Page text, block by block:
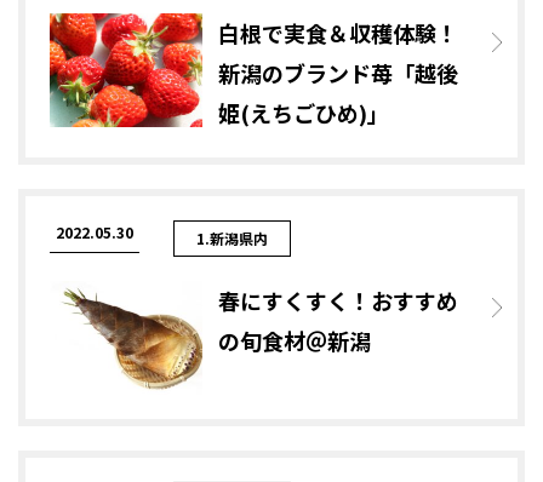
白根で実食＆収穫体験！
新潟のブランド苺「越後
姫(えちごひめ)」
2022.05.30 1.新潟県内
春にすくすく！おすすめ
の旬食材＠新潟